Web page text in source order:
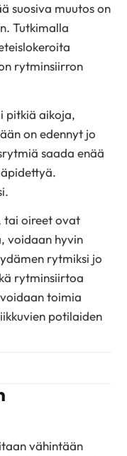
suosiva muutos on
Tutkimalla
rytminsiirron
pitkiä aikoja,
on edennyt jo
saada enää
tai oireet ovat
voidaan hyvin
rytmiksi jo
rytminsiirtoa
toimia
potilaiden
vähintään